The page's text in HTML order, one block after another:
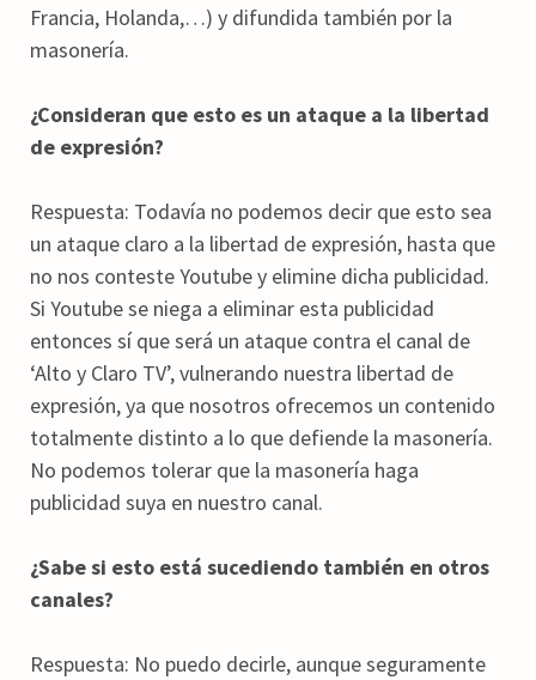
Francia, Holanda,…) y difundida también por la
masonería.
¿Consideran que esto es un ataque a la libertad
de expresión?
Respuesta: Todavía no podemos decir que esto sea
un ataque claro a la libertad de expresión, hasta que
no nos conteste Youtube y elimine dicha publicidad.
Si Youtube se niega a eliminar esta publicidad
entonces sí que será un ataque contra el canal de
‘Alto y Claro TV’, vulnerando nuestra libertad de
expresión, ya que nosotros ofrecemos un contenido
totalmente distinto a lo que defiende la masonería.
No podemos tolerar que la masonería haga
publicidad suya en nuestro canal.
¿Sabe si esto está sucediendo también en otros
canales?
Respuesta: No puedo decirle, aunque seguramente